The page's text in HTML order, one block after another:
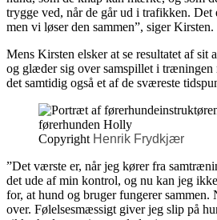
trygge ved, når de går ud i trafikken. Det
men vi løser den sammen”, siger Kirsten.
Mens Kirsten elsker at se resultatet af sit
og glæder sig over samspillet i træningen
det samtidig også et af de sværeste
Copyright Henrik Frydkjær
”Det værste er, når jeg kører fra
det ude af min kontrol, og nu kan jeg
for, at hund og bruger fungerer sammen.
over. Følelsesmæssigt giver jeg slip på